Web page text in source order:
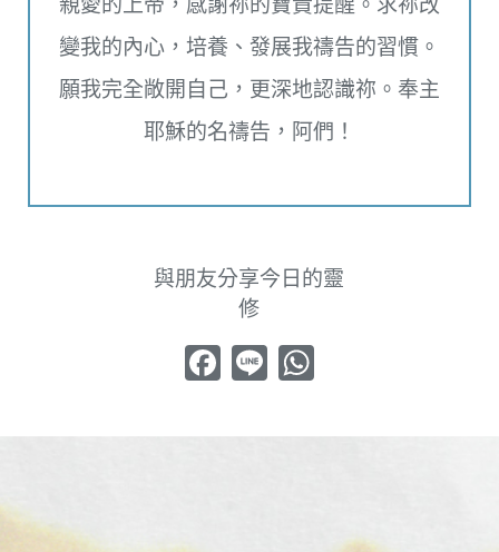
親愛的上帝，感謝祢的寶貴提醒。求祢改
變我的內心，培養、發展我禱告的習慣。
願我完全敞開自己，更深地認識祢。奉主
耶穌的名禱告，阿們！
與朋友分享今日的靈
修
Facebook
Line WhatsApp